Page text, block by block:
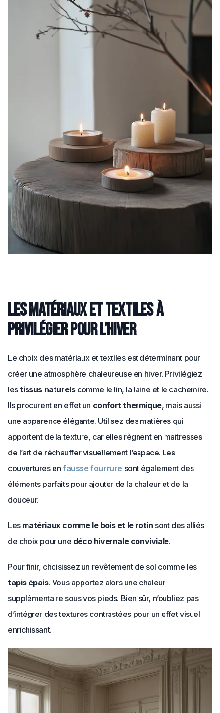
Les matériaux et textiles à
privilégier pour l’hiver
Le choix des matériaux et textiles est déterminant pour
créer une atmosphère chaleureuse en hiver. Privilégiez
lestissus naturelscomme le lin, la laine et le cachemire.
Ils procurent en effet un confort thermique, mais aussi
une apparence élégante. Utilisez des matières qui
apportent de la texture, car elles règnent en maitresses
de l’art de réchauffer visuellement l’espace. Les
couvertures en fausse fourrure sont également des
éléments parfaits pour ajouter de la chaleur et de la
douceur.
Les matériaux comme le bois et le rotin sont des alliés
de choix pour une déco hivernale conviviale.
Pour finir, choisissez un revêtement de sol comme les
tapis épais. Vous apportez alors une chaleur
supplémentaire sous vos pieds. Bien sûr, n’oubliez pas
d’intégrer des textures contrastées pour un effet visuel
enrichissant.